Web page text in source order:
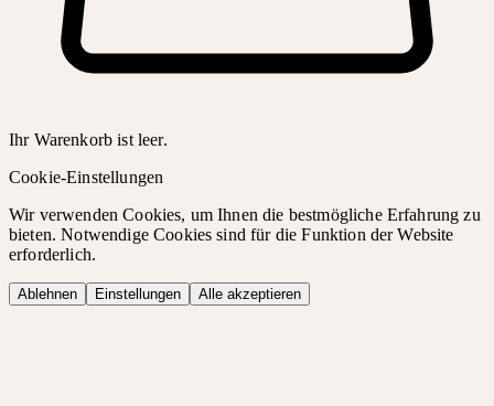
Ihr Warenkorb ist leer.
Cookie-Einstellungen
Wir verwenden Cookies, um Ihnen die bestmögliche Erfahrung zu
bieten. Notwendige Cookies sind für die Funktion der Website
erforderlich.
Ablehnen Einstellungen Alle akzeptieren